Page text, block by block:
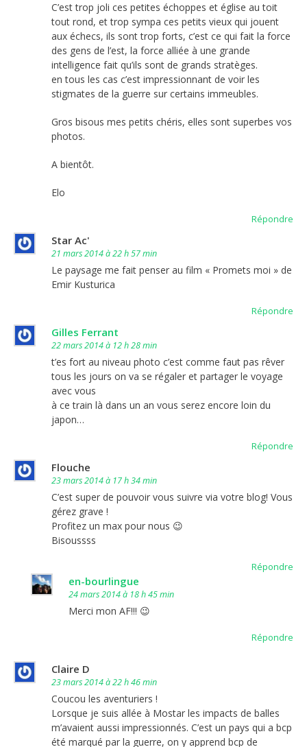
C’est trop joli ces petites échoppes et église au toit
tout rond, et trop sympa ces petits vieux qui jouent
aux échecs, ils sont trop forts, c’est ce qui fait la force
des gens de l’est, la force alliée à une grande
intelligence fait qu’ils sont de grands stratèges.
en tous les cas c’est impressionnant de voir les
stigmates de la guerre sur certains immeubles.
Gros bisous mes petits chéris, elles sont superbes vos
photos.
A bientôt.
Elo
Répondre
Star Ac'
21 mars 2014 à 22 h 57 min
Le paysage me fait penser au film « Promets moi » de
Emir Kusturica
Répondre
Gilles Ferrant
22 mars 2014 à 12 h 28 min
t’es fort au niveau photo c’est comme faut pas rêver
tous les jours on va se régaler et partager le voyage
avec vous
à ce train là dans un an vous serez encore loin du
japon…
Répondre
Flouche
23 mars 2014 à 17 h 34 min
C’est super de pouvoir vous suivre via votre blog! Vous
gérez grave !
Profitez un max pour nous 😉
Bisoussss
Répondre
en-bourlingue
24 mars 2014 à 18 h 45 min
Merci mon AF!!! 😉
Répondre
Claire D
23 mars 2014 à 22 h 46 min
Coucou les aventuriers !
Lorsque je suis allée à Mostar les impacts de balles
m’avaient aussi impressionnés. C’est un pays qui a bcp
été marqué par la guerre, on y apprend bcp de